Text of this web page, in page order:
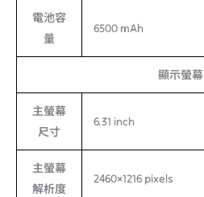
電池容
量
6500 mAh
顯示螢幕
主螢幕
尺寸
6.31 inch
主螢幕
解析度
2460×1216 pixels